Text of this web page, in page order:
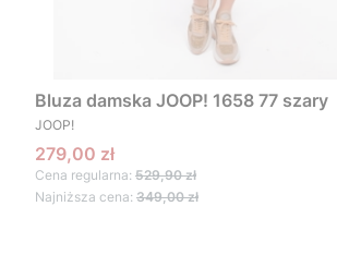
Bluza damska JOOP! 1658 77 szary
PRODUCENT
JOOP!
Cena promocyjna
279,00 zł
Cena regularna: 529,90 zł
Najniższa cena: 349,00 zł